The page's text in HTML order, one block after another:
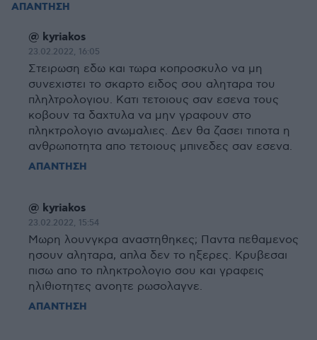
ΑΠΑΝΤΗΣΗ
@ kyriakos
23.02.2022, 16:05
Στειρωση εδω και τωρα κοπροσκυλο να μη
συνεχιστει το σκαρτο ειδος σου αληταρα του
πληλτρολογιου. Κατι τετοιους σαν εσενα τους
κοβουν τα δαχτυλα να μην γραφουν στο
πληκτρολογιο ανωμαλιες. Δεν θα ζασει τιποτα η
ανθρωποτητα απο τετοιους μπινεδες σαν εσενα.
ΑΠΑΝΤΗΣΗ
@ kyriakos
23.02.2022, 15:54
Μωρη λουνγκρα αναστηθηκες; Παντα πεθαμενος
ησουν αληταρα, απλα δεν το ηξερες. Κρυβεσαι
πισω απο το πληκτρολογιο σου και γραφεις
ηλιθιοτητες ανοητε ρωσολαγνε.
ΑΠΑΝΤΗΣΗ